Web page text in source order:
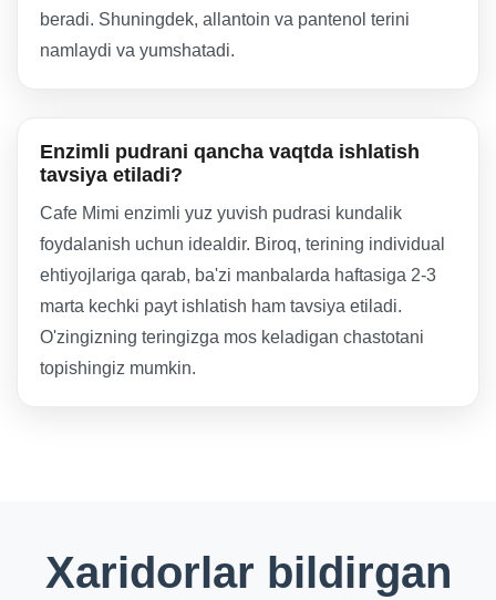
beradi. Shuningdek, allantoin va pantenol terini
namlaydi va yumshatadi.
Enzimli pudrani qancha vaqtda ishlatish
tavsiya etiladi?
Cafe Mimi enzimli yuz yuvish pudrasi kundalik
foydalanish uchun idealdir. Biroq, terining individual
ehtiyojlariga qarab, ba'zi manbalarda haftasiga 2-3
marta kechki payt ishlatish ham tavsiya etiladi.
O'zingizning teringizga mos keladigan chastotani
topishingiz mumkin.
Xaridorlar bildirgan